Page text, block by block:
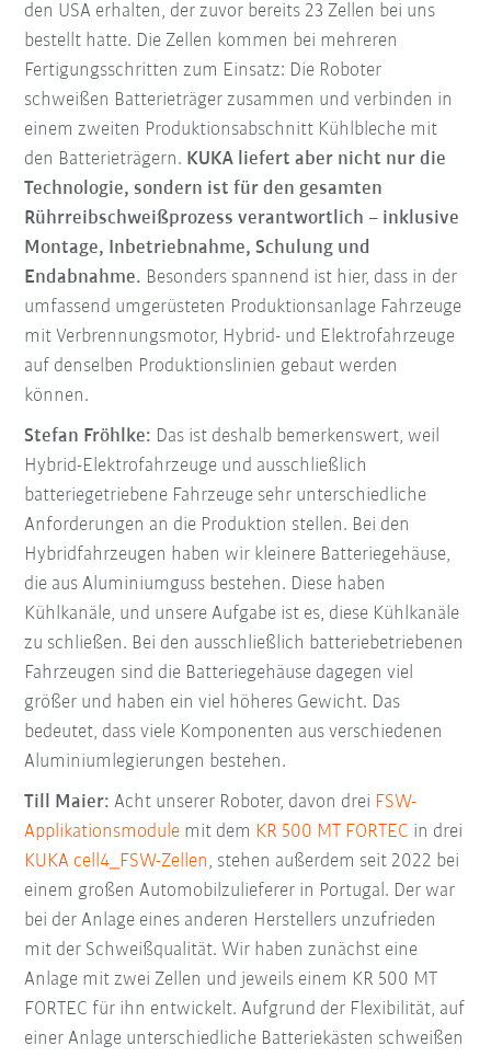
den USA erhalten, der zuvor bereits 23 Zellen bei uns
bestellt hatte. Die Zellen kommen bei mehreren
Fertigungsschritten zum Einsatz: Die Roboter
schweißen Batterieträger zusammen und verbinden in
einem zweiten Produktionsabschnitt Kühlbleche mit
den Batterieträgern. KUKA liefert aber nicht nur die
Technologie, sondern ist für den gesamten
Rührreibschweißprozess verantwortlich – inklusive
Montage, Inbetriebnahme, Schulung und
Endabnahme. Besonders spannend ist hier, dass in der
umfassend umgerüsteten Produktionsanlage Fahrzeuge
mit Verbrennungsmotor, Hybrid- und Elektrofahrzeuge
auf denselben Produktionslinien gebaut werden
können.
Stefan Fröhlke: Das ist deshalb bemerkenswert, weil
Hybrid-Elektrofahrzeuge und ausschließlich
batteriegetriebene Fahrzeuge sehr unterschiedliche
Anforderungen an die Produktion stellen. Bei den
Hybridfahrzeugen haben wir kleinere Batteriegehäuse,
die aus Aluminiumguss bestehen. Diese haben
Kühlkanäle, und unsere Aufgabe ist es, diese Kühlkanäle
zu schließen. Bei den ausschließlich batteriebetriebenen
Fahrzeugen sind die Batteriegehäuse dagegen viel
größer und haben ein viel höheres Gewicht. Das
bedeutet, dass viele Komponenten aus verschiedenen
Aluminiumlegierungen bestehen.
Till Maier:Acht unserer Roboter, davon drei FSW-
Applikationsmodule mit dem KR 500 MT FORTEC in drei
KUKA cell4_FSW-Zellen, stehen außerdem seit 2022 bei
einem großen Automobilzulieferer in Portugal. Der war
bei der Anlage eines anderen Herstellers unzufrieden
mit der Schweißqualität. Wir haben zunächst eine
Anlage mit zwei Zellen und jeweils einem KR 500 MT
FORTEC für ihn entwickelt. Aufgrund der Flexibilität, auf
einer Anlage unterschiedliche Batteriekästen schweißen